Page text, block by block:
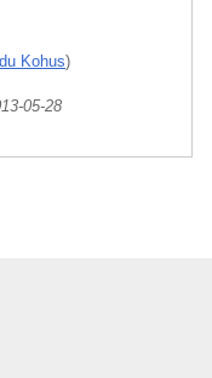
Kohus)
05-28